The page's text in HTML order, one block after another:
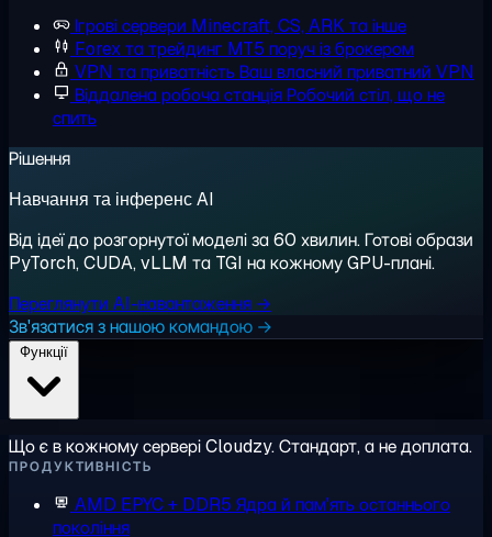
Ігрові сервери Minecraft, CS, ARK та інше
Forex та трейдинг MT5 поруч із брокером
VPN та приватністьВаш власний приватний VPN
Віддалена робоча станціяРобочий стіл, що не
спить
Рішення
Навчання та інференс AI
Від ідеї до розгорнутої моделі за 60 хвилин. Готові образи
PyTorch, CUDA, vLLM та TGI на кожному GPU-плані.
Переглянути AI-навантаження →
Зв'язатися з нашою командою →
Що є в кожному сервері Cloudzy. Стандарт, а не доплата.
ПРОДУКТИВНІСТЬ
AMD EPYC + DDR5 Ядра й пам'ять останнього
покоління